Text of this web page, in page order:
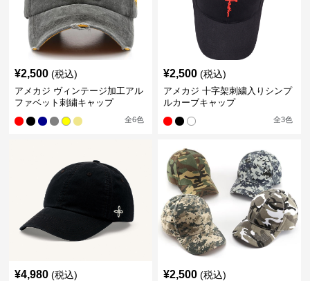
¥2,500 (税込)
アメカジ ヴィンテージ加工アル
ファベット刺繍キャップ
全6色
¥2,500 (税込)
アメカジ 十字架刺繍入りシンプ
ルカーブキャップ
全3色
¥4,980 (税込) ¥2,500 (税込)